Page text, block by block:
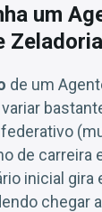
um
de um
de carreira
inicial gira
chegar